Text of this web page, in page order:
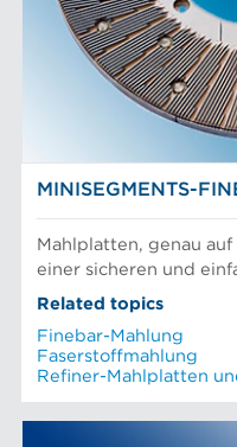
MINISEGMENTS-
Mahlplatten, genau
einer sicheren und
Related topics
Finebar-Mahlung
Faserstoffmahlung
Refiner-Mahlplatten